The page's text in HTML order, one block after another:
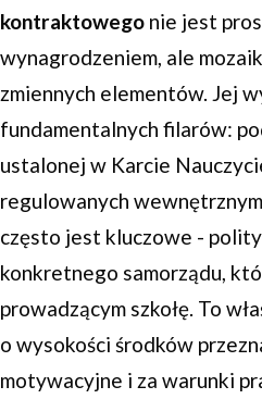
kontraktowego nie jest
wynagrodzeniem, ale
zmiennych elementów. Jej
fundamentalnych filarów:
ustalonej w Karcie
regulowanych
często jest kluczowe -
konkretnego samorządu,
prowadzącym szkołę. To
o wysokości środków
motywacyjne i za warunki